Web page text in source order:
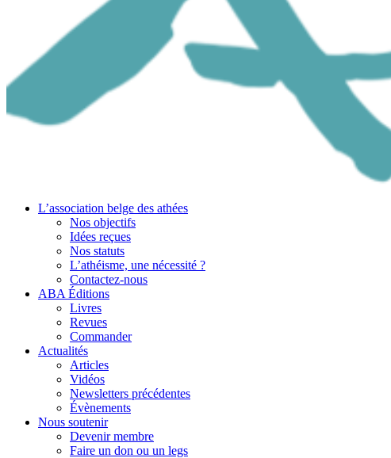
L’association belge des athées
Nos objectifs
Idées reçues
Nos statuts
L’athéisme, une nécessité ?
Contactez-nous
ABA Éditions
Livres
Revues
Commander
Actualités
Articles
Vidéos
Newsletters précédentes
Évènements
Nous soutenir
Devenir membre
Faire un don ou un legs